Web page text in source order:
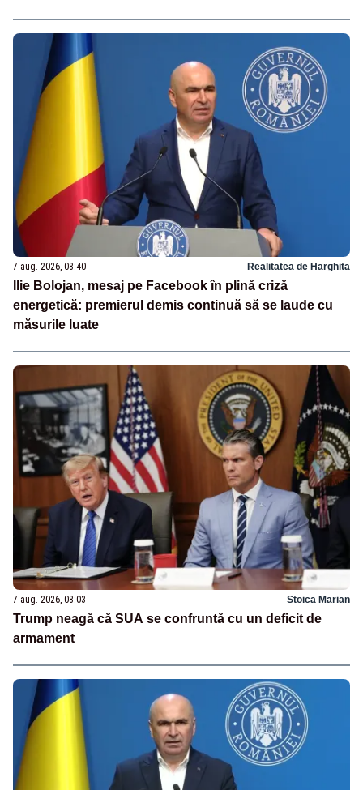
7 aug. 2026, 08:40 Realitatea de Harghita
Ilie Bolojan, mesaj pe Facebook în plină criză
energetică: premierul demis continuă să se laude cu
măsurile luate
7 aug. 2026, 08:03 Stoica Marian
Trump neagă că SUA se confruntă cu un deficit de
armament